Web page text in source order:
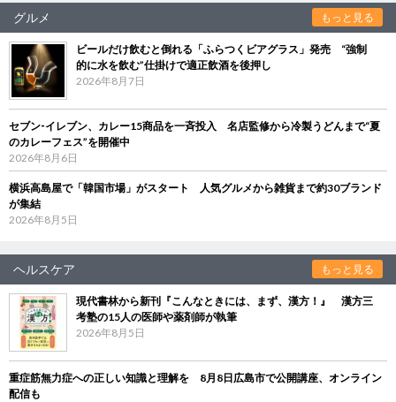
グルメ もっと見る
ビールだけ飲むと倒れる「ふらつくビアグラス」発売 “強制
的に水を飲む”仕掛けで適正飲酒を後押し
2026年8月7日
セブン‐イレブン、カレー15商品を一斉投入 名店監修から冷製うどんまで“夏
のカレーフェス”を開催中
2026年8月6日
横浜高島屋で「韓国市場」がスタート 人気グルメから雑貨まで約30ブランド
が集結
2026年8月5日
ヘルスケア もっと見る
現代書林から新刊『こんなときには、まず、漢方！』 漢方三
考塾の15人の医師や薬剤師が執筆
2026年8月5日
重症筋無力症への正しい知識と理解を 8月8日広島市で公開講座、オンライン
配信も